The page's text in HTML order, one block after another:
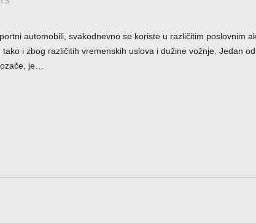
automobili, svakodnevno se koriste u različitim poslovnim
i zbog različitih vremenskih uslova i dužine vožnje. Jedan
je…